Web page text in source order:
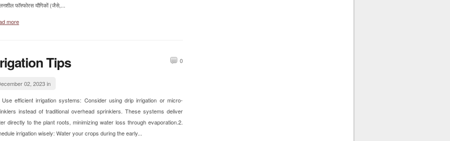
फॉस्फोरस यौगिकों (जैसे,...
more
Tips 0
02, 2023 in
Use efficient irrigation systems: Consider using drip irrigation or micro-
instead of traditional overhead sprinklers. These systems deliver
directly to the plant roots, minimizing water loss through evaporation.2.
irrigation wisely: Water your crops during the early...